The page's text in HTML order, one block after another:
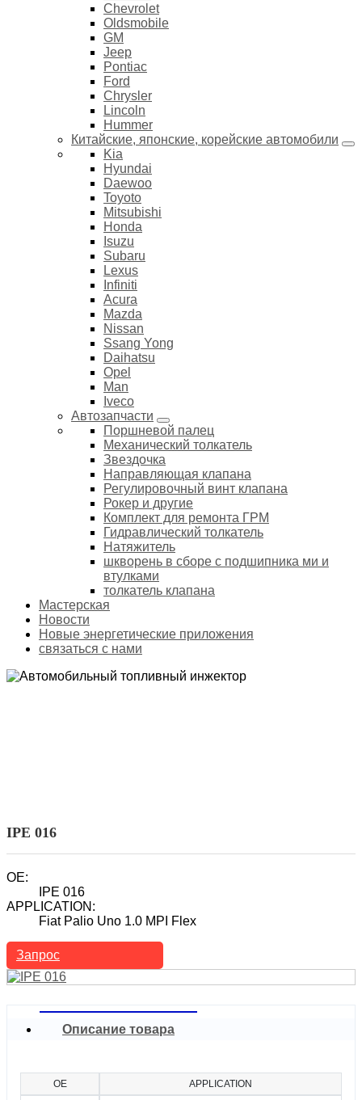
Chevrolet
Oldsmobile
GM
Jeep
Pontiac
Ford
Chrysler
Lincoln
Hummer
Китайские, японские, корейские автомобили
Kia
Hyundai
Daewoo
Toyoto
Mitsubishi
Honda
Isuzu
Subaru
Lexus
Infiniti
Acura
Mazda
Nissan
Ssang Yong
Daihatsu
Opel
Man
Iveco
Автозапчасти
Поршневой палец
Механический толкатель
Звездочка
Направляющая клапана
Регулировочный винт клапана
Рокер и другие
Комплект для ремонта ГРМ
Гидравлический толкатель
Натяжитель
шкворень в сборе с подшипника ми и
втулками
толкатель клапана
Мастерская
Новости
Новые энергетические приложения
связаться с нами
IPE 016
OE:
IPE 016
APPLICATION:
Fiat Palio Uno 1.0 MPI Flex
Запрос
Описание товара
OE
APPLICATION